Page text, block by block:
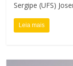
Sergipe (UFS)
Leia mais